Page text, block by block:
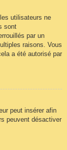
utilisateurs ne
sont
par un
raisons. Vous
a été autorisé par
peut insérer afin
peuvent désactiver